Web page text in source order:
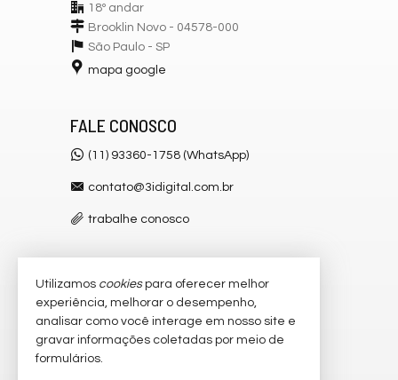
18º andar
Brooklin Novo - 04578-000
São Paulo - SP
mapa google
FALE CONOSCO
(11) 93360-1758 (WhatsApp)
contato@3idigital.com.br
trabalhe conosco
VEJA MAIS
receba nosso newsletter
Utilizamos cookiespara oferecer melhor
experiência, melhorar o desempenho,
analisar como você interage em nosso site e
gravar informações coletadas por meio de
formulários.